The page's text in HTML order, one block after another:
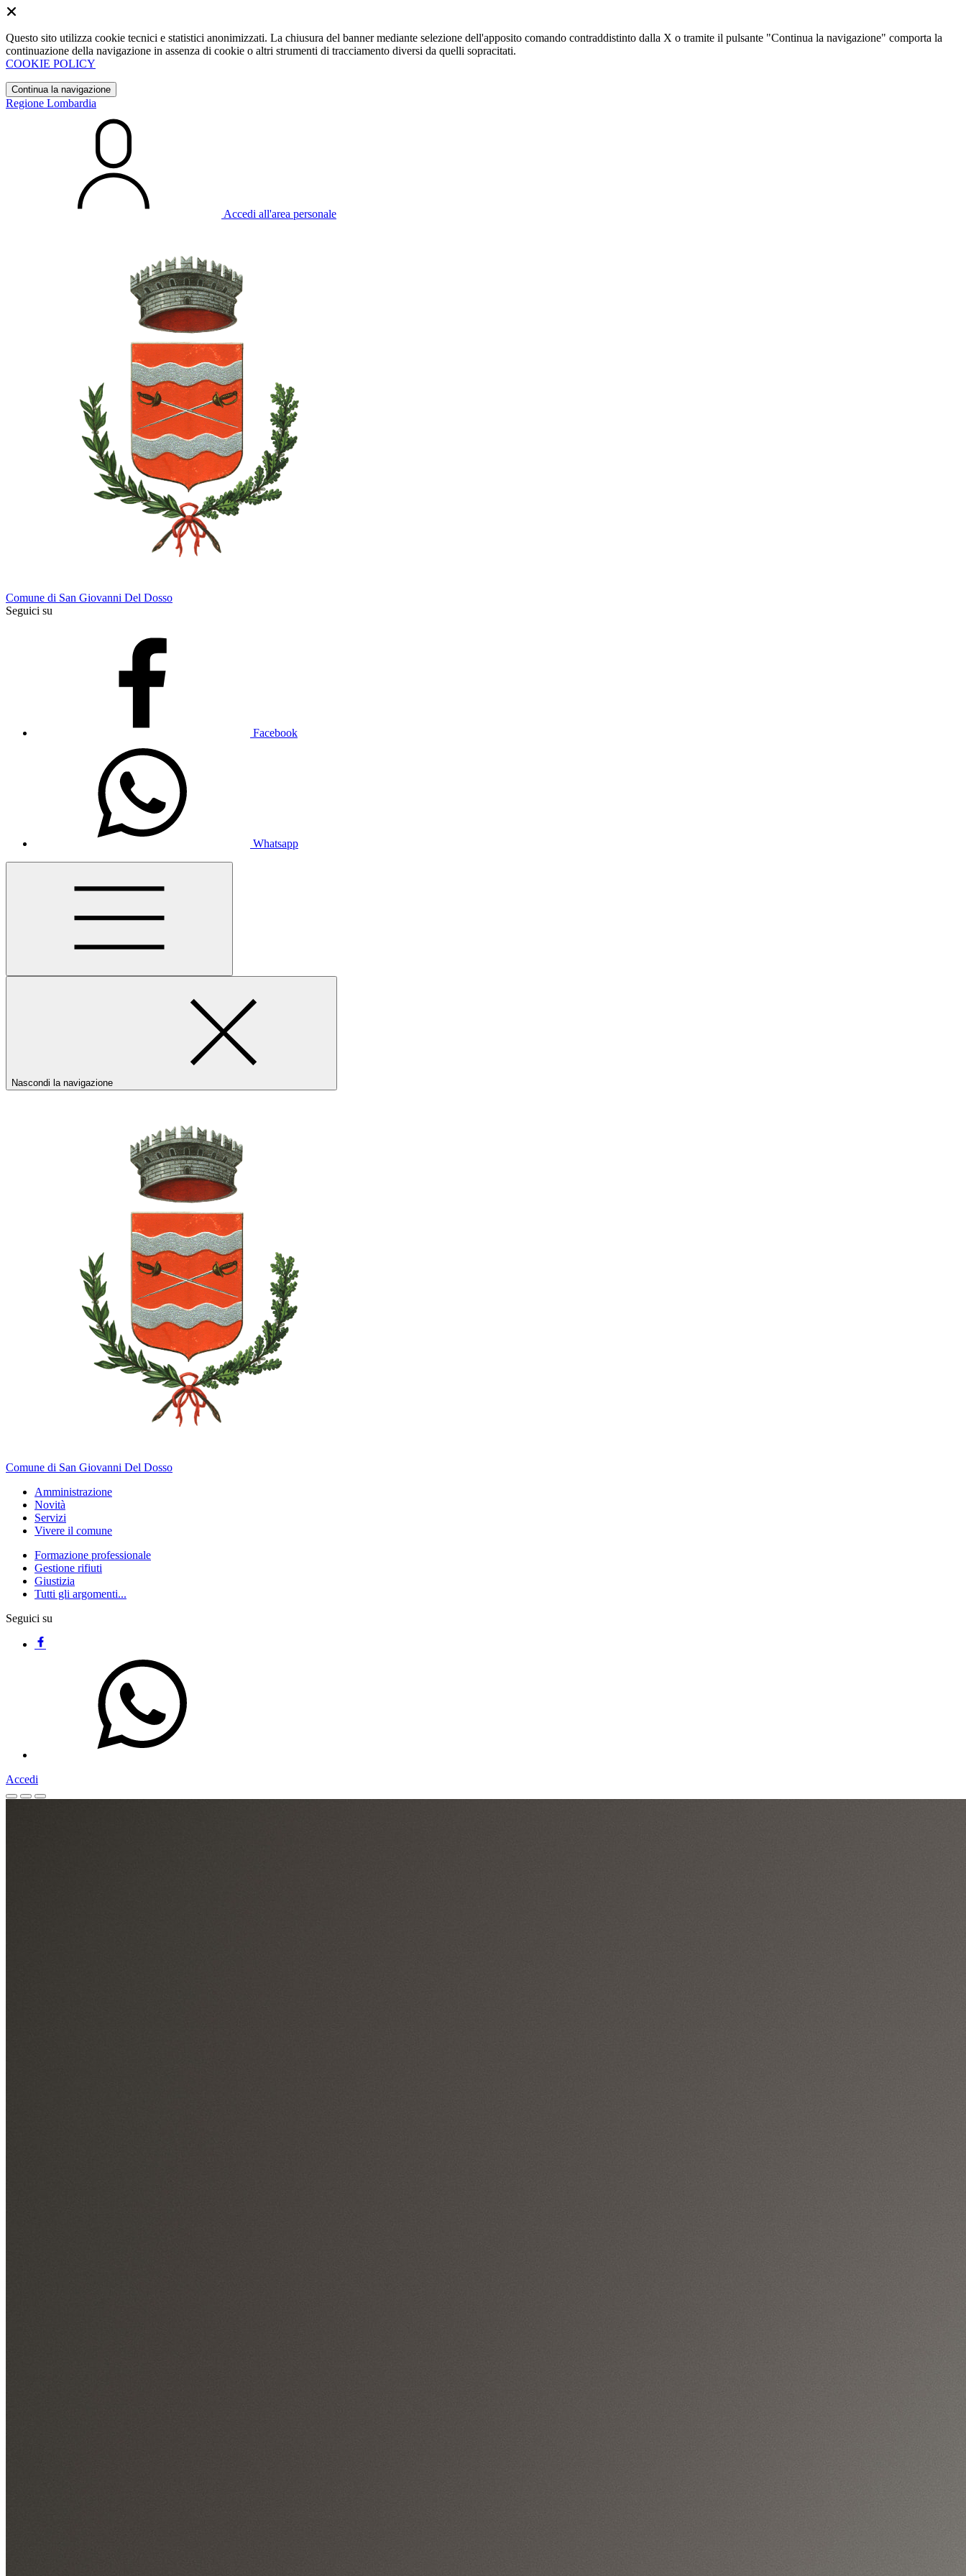
Questo sito utilizza cookie tecnici e statistici anonimizzati. La chiusura del banner mediante selezione dell'apposito comando contraddistinto dalla X o tramite il pulsante "Continua la navigazione" comporta la
continuazione della navigazione in assenza di cookie o altri strumenti di tracciamento diversi da quelli sopracitati.
COOKIE POLICY
Continua la navigazione
Regione Lombardia
Accedi all'area personale
Comune di San Giovanni Del Dosso
Seguici su
Facebook
Whatsapp
Nascondi la navigazione
Comune di San Giovanni Del Dosso
Amministrazione
Novità
Servizi
Vivere il comune
Formazione professionale
Gestione rifiuti
Giustizia
Tutti gli argomenti...
Seguici su
Accedi
Homepage